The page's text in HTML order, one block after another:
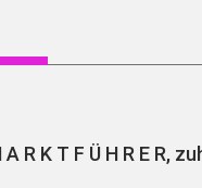
R K T F Ü H R E R,